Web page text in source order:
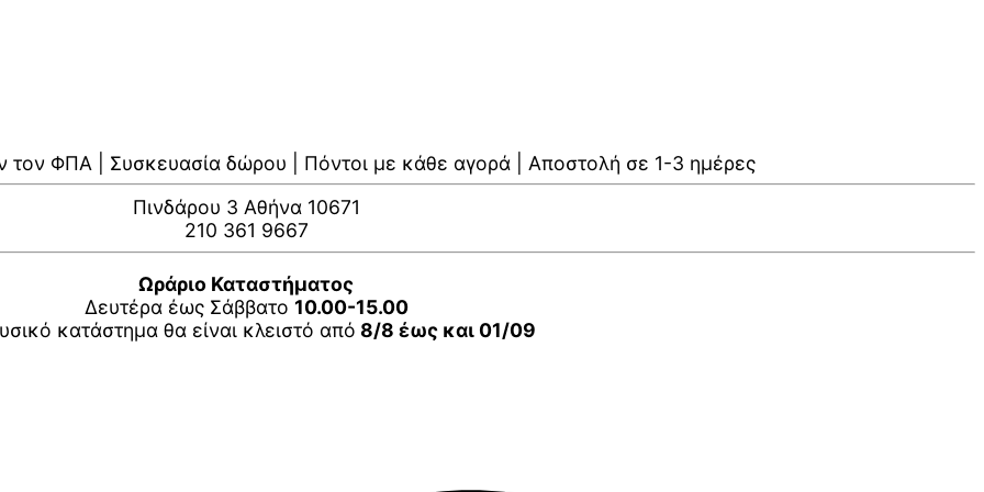
τον ΦΠΑ | Συσκευασία δώρου | Πόντοι με κάθε αγορά | Αποστολή σε 1-3 ημέρες
Πινδάρου 3 Αθήνα 10671
210 361 9667
Ωράριο Καταστήματος
Δευτέρα έως Σάββατο 10.00-15.00
κατάστημα θα είναι κλειστό από 8/8 έως και 01/09